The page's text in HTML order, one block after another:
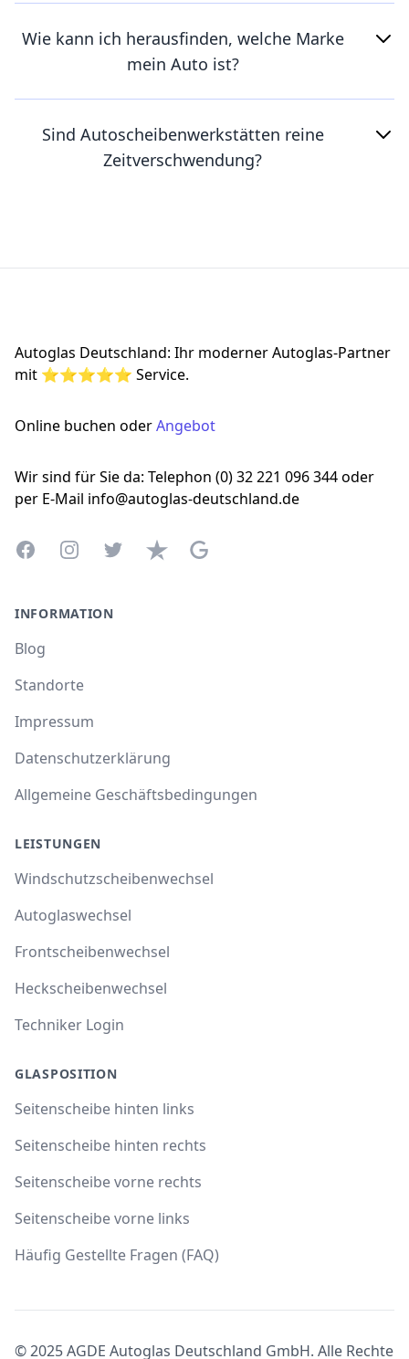
Wie kann ich herausfinden, welche Marke
mein Auto ist?
Sind Autoscheibenwerkstätten reine
Zeitverschwendung?
Autoglas Deutschland: Ihr moderner Autoglas-Partner
mit ⭐⭐⭐⭐⭐ Service.
Online buchen oderAngebot
Wir sind für Sie da: Telephon (0) 32 221 096 344 oder
per E-Mail info@autoglas-deutschland.de
FacebookInstagramTwitterTrustpilotGoogle Business Profile
INFORMATION
Blog
Standorte
Impressum
Datenschutzerklärung
Allgemeine Geschäftsbedingungen
LEISTUNGEN
Windschutzscheibenwechsel
Autoglaswechsel
Frontscheibenwechsel
Heckscheibenwechsel
Techniker Login
GLASPOSITION
Seitenscheibe hinten links
Seitenscheibe hinten rechts
Seitenscheibe vorne rechts
Seitenscheibe vorne links
Häufig Gestellte Fragen (FAQ)
© 2025 AGDE Autoglas Deutschland GmbH. Alle Rechte